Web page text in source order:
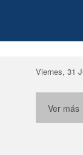
Viernes, 31
Ver más